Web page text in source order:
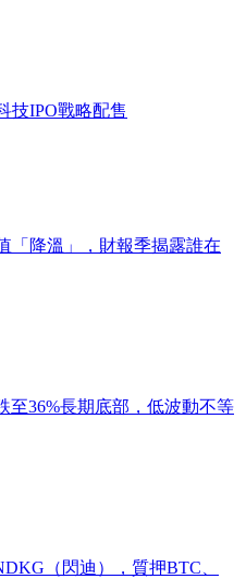
技IPO戰略配售
「降溫」，財報季揭露誰在
至36%長期底部，低波動不等
（閃迪），質押BTC、